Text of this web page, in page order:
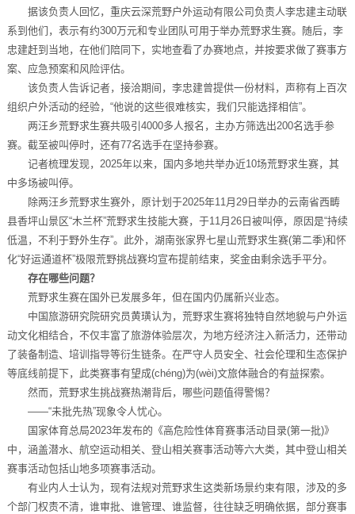
据该负责人回忆，重庆云深荒野户外运动有限公司负责人李忠建主动联
系到他们，表示有约300万元和专业团队可用于举办荒野求生赛。随后，李
忠建赶到当地，在他们陪同下，实地查看了办赛地点，并按要求做了赛事方
案、应急预案和风险评估。
该负责人告诉记者，接洽期间，李忠建曾提供一份材料，声称有上百次
组织户外活动的经验，“他说的这些很难核实，我们只能选择相信”。
两汪乡荒野求生赛共吸引4000多人报名，主办方筛选出200名选手参
赛。截至被叫停时，还有77名选手在坚持参赛。
记者梳理发现，2025年以来，国内多地共举办近10场荒野求生赛，其
中多场被叫停。
除两汪乡荒野求生赛外，原计划于2025年11月29日举办的云南省西畴
县香坪山景区“木兰杯”荒野求生技能大赛，于11月26日被叫停，原因是“持续
低温，不利于野外生存”。此外，湖南张家界七星山荒野求生赛(第二季)和怀
化“好运通道杯”极限荒野挑战赛均宣布提前结束，奖金由剩余选手平分。
存在哪些问题？
荒野求生赛在国外已发展多年，但在国内仍属新兴业态。
中国旅游研究院研究员黄璜认为，荒野求生赛将独特自然地貌与户外运
动文化相结合，不仅丰富了旅游体验层次，为地方经济注入新活力，还带动
了装备制造、培训指导等衍生链条。在严守人员安全、社会伦理和生态保护
等底线前提下，此类赛事有望成(chéng)为(wèi)文旅体融合的有益探索。
然而，荒野求生挑战赛热潮背后，哪些问题值得警惕？
——“未批先热”现象令人忧心。
国家体育总局2023年发布的《高危险性体育赛事活动目录(第一批)》
中，涵盖潜水、航空运动相关、登山相关赛事活动等六大类，其中登山相关
赛事活动包括山地多项赛事活动。
有业内人士认为，现有法规对荒野求生这类新场景约束有限，涉及的多
个部门权责不清，谁审批、谁管理、谁监督，往往缺乏明确依据，部分赛事